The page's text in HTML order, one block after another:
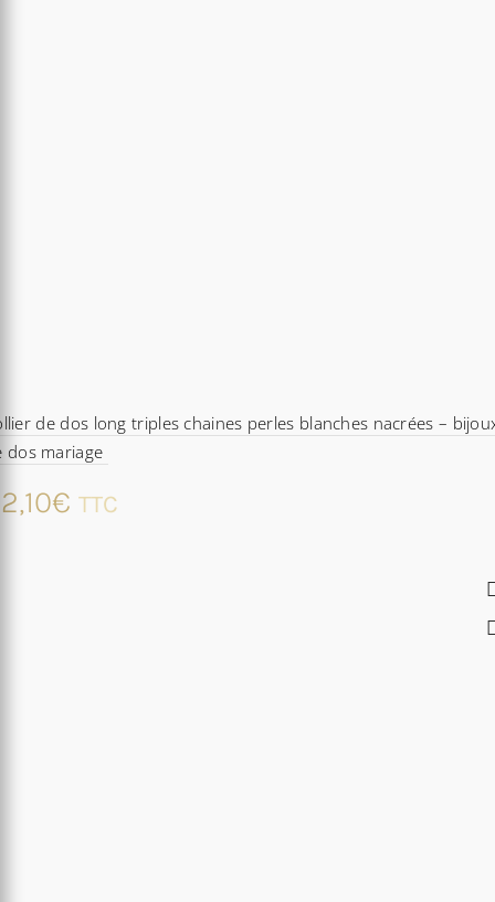
de dos long triples chaines perles blanches nacrées –
dos mariage
€ TTC